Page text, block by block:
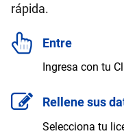
rápida.
Entre
Ingresa con tu
Rellene sus
Selecciona tu